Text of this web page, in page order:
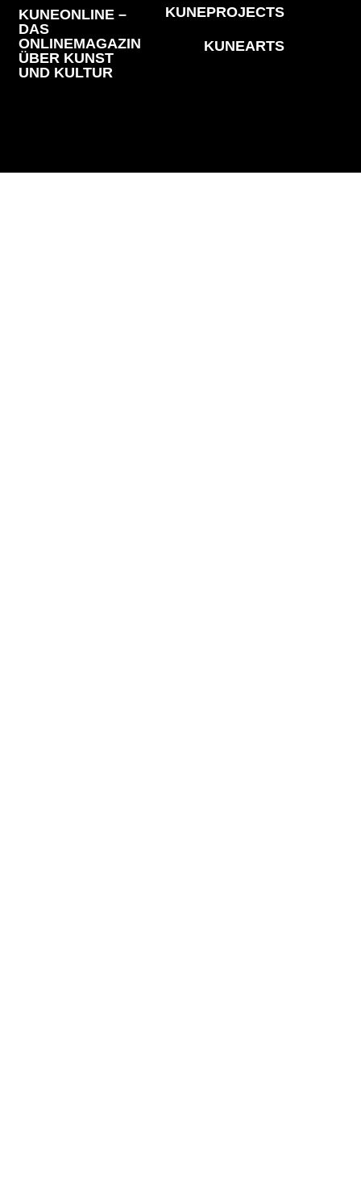
KUNEONLINE –
DAS
ONLINEMAGAZIN
ÜBER KUNST
UND KULTUR
KUNEPROJECTS
KUNEARTS